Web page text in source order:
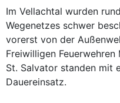
Im Vellachtal wurden
Wegenetzes schwer
vorerst von der
Freiwilligen
St. Salvator standen mit
Dauereinsatz.